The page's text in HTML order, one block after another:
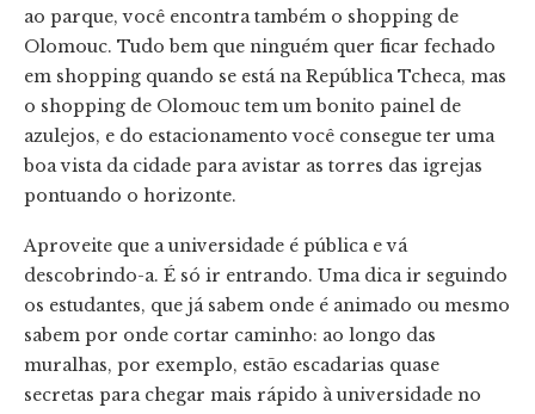
ao parque, você encontra também o shopping de
Olomouc. Tudo bem que ninguém quer ficar fechado
em shopping quando se está na República Tcheca, mas
o shopping de Olomouc tem um bonito painel de
azulejos, e do estacionamento você consegue ter uma
boa vista da cidade para avistar as torres das igrejas
pontuando o horizonte.
Aproveite que a universidade é pública e vá
descobrindo-a. É só ir entrando. Uma dica ir seguindo
os estudantes, que já sabem onde é animado ou mesmo
sabem por onde cortar caminho: ao longo das
muralhas, por exemplo, estão escadarias quase
secretas para chegar mais rápido à universidade no